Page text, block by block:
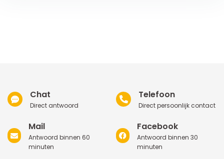
Chat
Direct antwoord
Telefoon
Direct persoonlijk contact
Mail
Antwoord binnen 60
minuten
Facebook
Antwoord binnen 30
minuten